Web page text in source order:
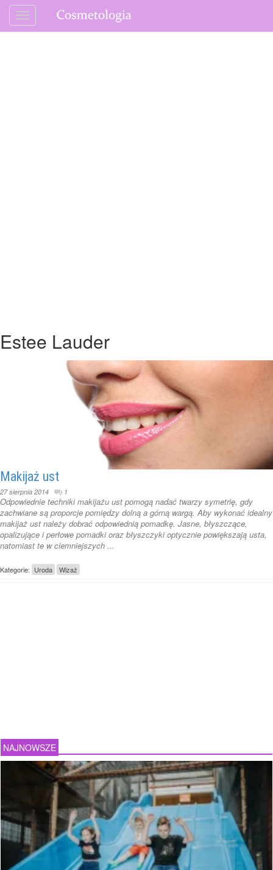
Estee Lauder
Makijaż ust
27 sierpnia 2014 1
Odpowiednie techniki makijażu ust pomogą nadać twarzy symetrię, gdy
zachwiane są proporcje pomiędzy dolną a górną wargą. Aby wykonać idealny
makijaż ust należy dobrać odpowiednią pomadkę. Jasne, błyszczące,
opalizujące i perłowe pomadki oraz błyszczyki optycznie powiększają usta,
natomiast te w ciemniejszych ...
Kategorie: Uroda Wizaż
NAJNOWSZE